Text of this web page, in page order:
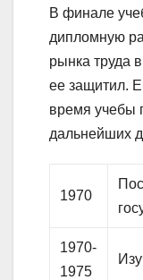
В финале
дипломную
рынка труда
ее защитил.
время учебы
дальнейших
1970
1970-
1975